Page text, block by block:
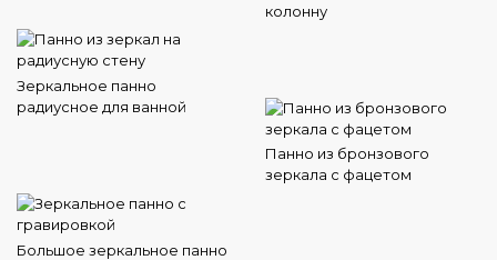
колонну
Зеркальное панно
радиусное для ванной
Панно из бронзового
зеркала с фацетом
Большое зеркальное панно